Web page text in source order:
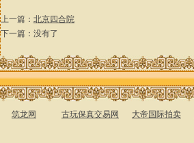
上一篇： 北京四合院
下一篇：没有了
筑龙网 古玩保真交易网 大帝国际拍卖